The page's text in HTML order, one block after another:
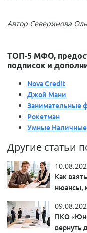
Автор Северинова
ТОП-5 МФО,
подписок и
Nova Credit
Джой Мани
Занимательные
Рокетмэн
Умные Наличные
Другие статьи
Как
нюансы,
ПКО
вернуть